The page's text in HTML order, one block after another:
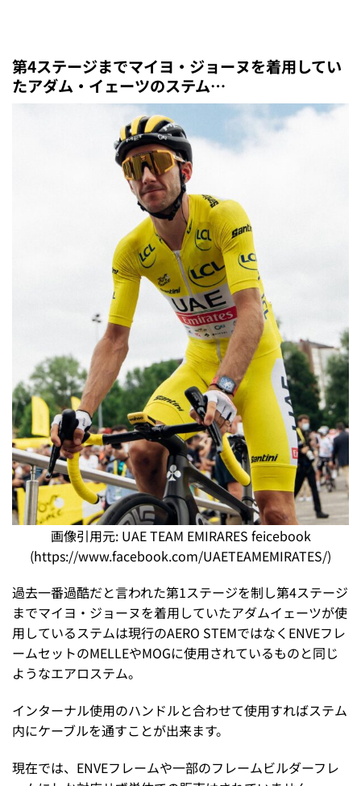
第4ステージまでマイヨ・ジョーヌを着用してい
たアダム・イェーツのステム…
画像引用元: UAE TEAM EMIRARES feicebook
(https://www.facebook.com/UAETEAMEMIRATES/)
過去一番過酷だと言われた第1ステージを制し第4ステージ
までマイヨ・ジョーヌを着用していたアダムイェーツが使
用しているステムは現行のAERO STEMではなくENVEフレ
ームセットのMELLEやMOGに使用されているものと同じ
ようなエアロステム。
インターナル使用のハンドルと合わせて使用すればステム
内にケーブルを通すことが出来ます。
現在では、ENVEフレームや一部のフレームビルダーフレ